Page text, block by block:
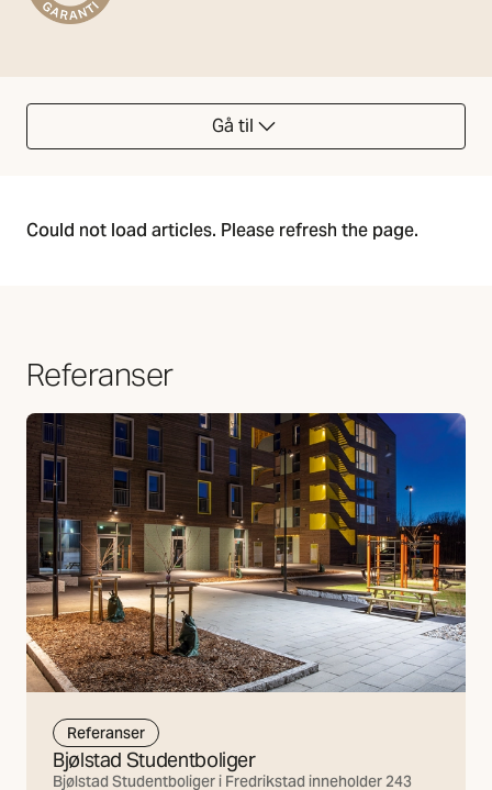
Gå til
Could not load articles. Please refresh the page.
Referanser
Referanser
Bjølstad Studentboliger
Bjølstad Studentboliger i Fredrikstad inneholder 243